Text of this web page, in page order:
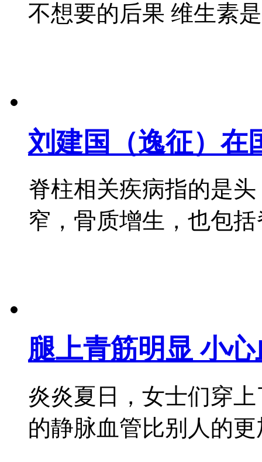
不想要的后果 维生素
刘建国（逸征）在
脊柱相关疾病指的是
窄，骨质增生，也包
腿上青筋明显 小
炎炎夏日，女士们穿
的静脉血管比别人的